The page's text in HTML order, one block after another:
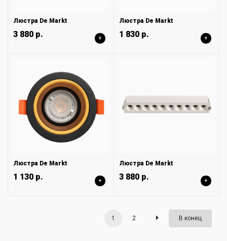
Люстра De Markt
3 880 р. +
Люстра De Markt
1 830 р. +
Люстра De Markt
1 130 р. +
Люстра De Markt
3 880 р. +
1 2 В конец